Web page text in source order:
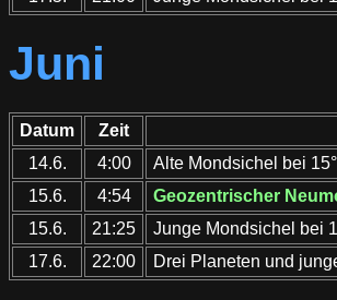
Juni
Datum Zeit
14.6.
4:00
Alte Mondsichel bei
15.6.
4:54 Geozentrischer
15.6.
21:25
Junge Mondsichel bei
17.6.
22:00 Drei Planeten und